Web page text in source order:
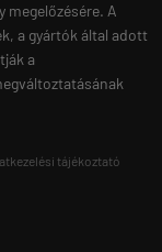
megelőzésére. A
a gyártók által adott
a
tájékoztató